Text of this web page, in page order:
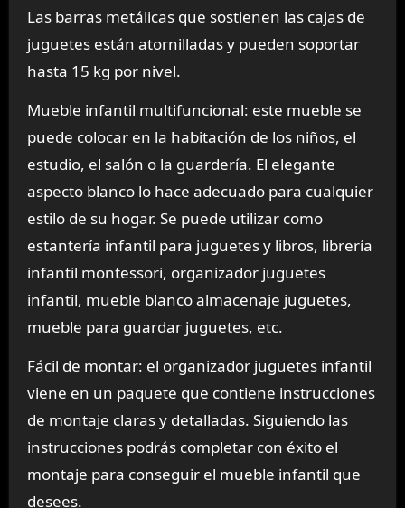
Las barras metálicas que sostienen las cajas de
juguetes están atornilladas y pueden soportar
hasta 15 kg por nivel.
Mueble infantil multifuncional: este mueble se
puede colocar en la habitación de los niños, el
estudio, el salón o la guardería. El elegante
aspecto blanco lo hace adecuado para cualquier
estilo de su hogar. Se puede utilizar como
estantería infantil para juguetes y libros, librería
infantil montessori, organizador juguetes
infantil, mueble blanco almacenaje juguetes,
mueble para guardar juguetes, etc.
Fácil de montar: el organizador juguetes infantil
viene en un paquete que contiene instrucciones
de montaje claras y detalladas. Siguiendo las
instrucciones podrás completar con éxito el
montaje para conseguir el mueble infantil que
desees.